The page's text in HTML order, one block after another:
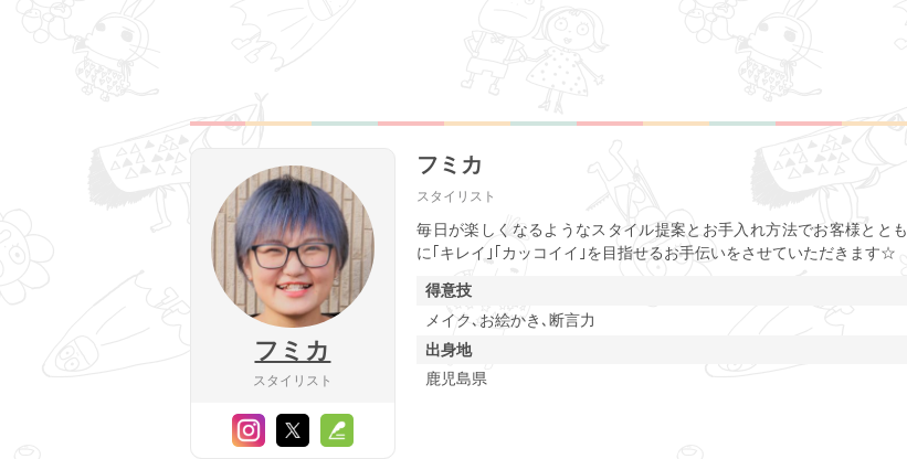
フミカ
スタイリスト
フミカ
スタイリスト
毎日が楽しくなるようなスタイル提案とお手入れ方法でお客様ととも
に｢キレイ｣｢カッコイイ｣を目指せるお手伝いをさせていただきます☆
得意技
メイク､お絵かき､断言力
出身地
鹿児島県